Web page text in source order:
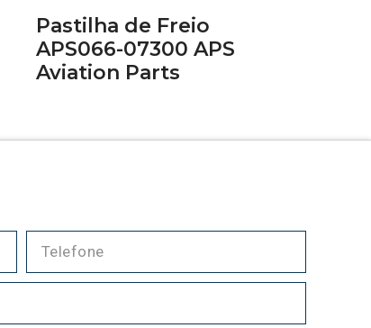
Pastilha de Freio
APS066-07300 APS
Aviation Parts